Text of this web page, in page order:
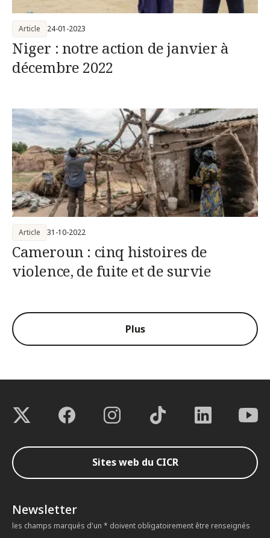
Niger : notre action de janvier à
décembre 2022
Article 24-01-2023
Cameroun : cinq histoires de
violence, de fuite et de survie
Article 31-10-2022
Plus
Sites web du CICR
Newsletter
les champs marqués d'un * doivent obligatoirement être renseignés